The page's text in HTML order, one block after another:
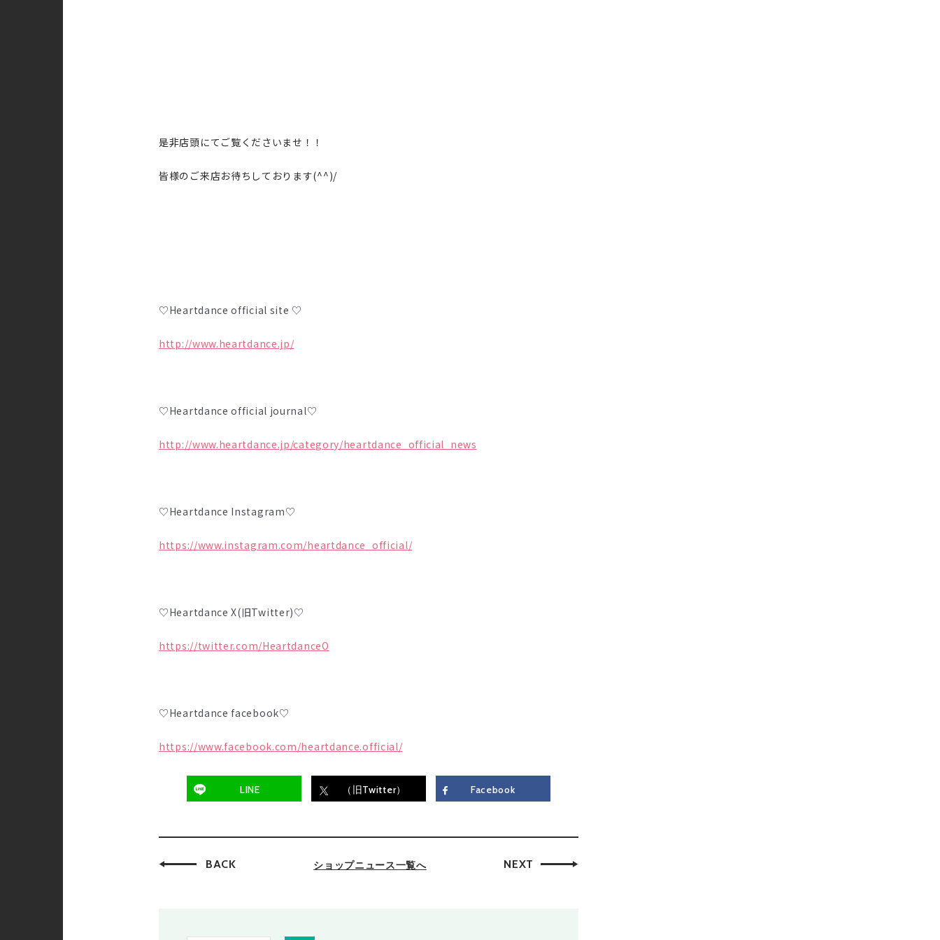
是非店頭にてご覧くださいませ！！
皆様のご来店お待ちしております(^^)/
♡Heartdance official site ♡
http://www.heartdance.jp/
♡Heartdance official journal♡
http://www.heartdance.jp/category/heartdance_official_news
♡Heartdance Instagram♡
https://www.instagram.com/heartdance_official/
♡Heartdance X(旧Twitter)♡
https://twitter.com/HeartdanceO
♡Heartdance facebook♡
https://www.facebook.com/heartdance.official/
LINE （旧Twitter） Facebook
BACK ショップニュース一覧へ NEXT